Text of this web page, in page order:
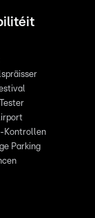
Kontrollen
Parking